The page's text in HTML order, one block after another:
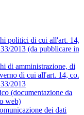
politici di cui all'art. 14,
2013 (da pubblicare in
di amministrazione, di
di cui all'art. 14, co.
2013
(documentazione da
web)
dei dati